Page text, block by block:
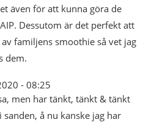
även för att kunna göra de
Dessutom är det perfekt att
familjens smoothie så vet jag
dem.
- 08:25
men har tänkt, tänkt & tänkt
å nu kanske jag har